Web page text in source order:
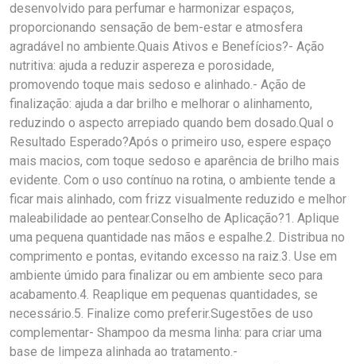
desenvolvido para perfumar e harmonizar espaços,
proporcionando sensação de bem-estar e atmosfera
agradável no ambiente.Quais Ativos e Benefícios?- Ação
nutritiva: ajuda a reduzir aspereza e porosidade,
promovendo toque mais sedoso e alinhado.- Ação de
finalização: ajuda a dar brilho e melhorar o alinhamento,
reduzindo o aspecto arrepiado quando bem dosado.Qual o
Resultado Esperado?Após o primeiro uso, espere espaço
mais macios, com toque sedoso e aparência de brilho mais
evidente. Com o uso contínuo na rotina, o ambiente tende a
ficar mais alinhado, com frizz visualmente reduzido e melhor
maleabilidade ao pentear.Conselho de Aplicação?1. Aplique
uma pequena quantidade nas mãos e espalhe.2. Distribua no
comprimento e pontas, evitando excesso na raiz.3. Use em
ambiente úmido para finalizar ou em ambiente seco para
acabamento.4. Reaplique em pequenas quantidades, se
necessário.5. Finalize como preferir.Sugestões de uso
complementar- Shampoo da mesma linha: para criar uma
base de limpeza alinhada ao tratamento.-